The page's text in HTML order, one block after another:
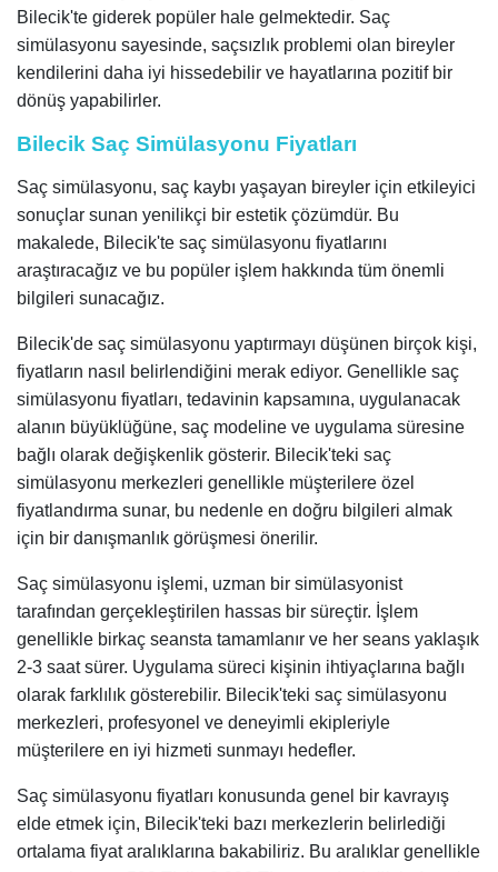
Bilecik'te giderek popüler hale gelmektedir. Saç
simülasyonu sayesinde, saçsızlık problemi olan bireyler
kendilerini daha iyi hissedebilir ve hayatlarına pozitif bir
dönüş yapabilirler.
Bilecik Saç Simülasyonu Fiyatları
Saç simülasyonu, saç kaybı yaşayan bireyler için etkileyici
sonuçlar sunan yenilikçi bir estetik çözümdür. Bu
makalede, Bilecik'te saç simülasyonu fiyatlarını
araştıracağız ve bu popüler işlem hakkında tüm önemli
bilgileri sunacağız.
Bilecik'de saç simülasyonu yaptırmayı düşünen birçok kişi,
fiyatların nasıl belirlendiğini merak ediyor. Genellikle saç
simülasyonu fiyatları, tedavinin kapsamına, uygulanacak
alanın büyüklüğüne, saç modeline ve uygulama süresine
bağlı olarak değişkenlik gösterir. Bilecik'teki saç
simülasyonu merkezleri genellikle müşterilere özel
fiyatlandırma sunar, bu nedenle en doğru bilgileri almak
için bir danışmanlık görüşmesi önerilir.
Saç simülasyonu işlemi, uzman bir simülasyonist
tarafından gerçekleştirilen hassas bir süreçtir. İşlem
genellikle birkaç seansta tamamlanır ve her seans yaklaşık
2-3 saat sürer. Uygulama süreci kişinin ihtiyaçlarına bağlı
olarak farklılık gösterebilir. Bilecik'teki saç simülasyonu
merkezleri, profesyonel ve deneyimli ekipleriyle
müşterilere en iyi hizmeti sunmayı hedefler.
Saç simülasyonu fiyatları konusunda genel bir kavrayış
elde etmek için, Bilecik'teki bazı merkezlerin belirlediği
ortalama fiyat aralıklarına bakabiliriz. Bu aralıklar genellikle